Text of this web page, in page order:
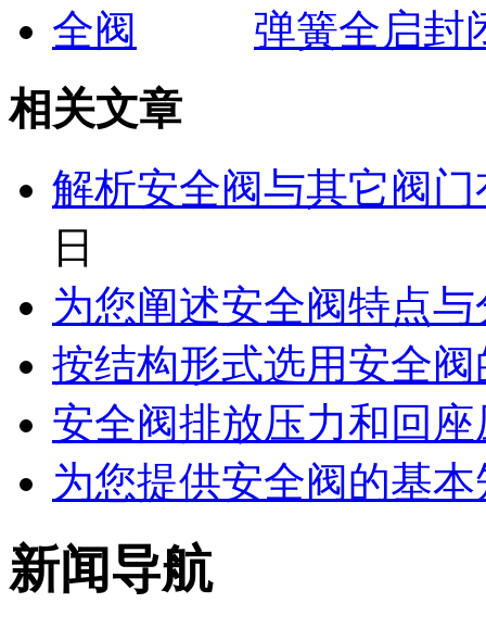
弹簧全启封
相关文章
解析安全阀与其它阀
日
为您阐述安全阀特点
按结构形式选用安全
安全阀排放压力和回
为您提供安全阀的基
新闻导航